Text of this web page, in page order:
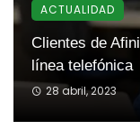
ACTUALIDAD
Clientes de
línea telefónica
28 abril, 2023